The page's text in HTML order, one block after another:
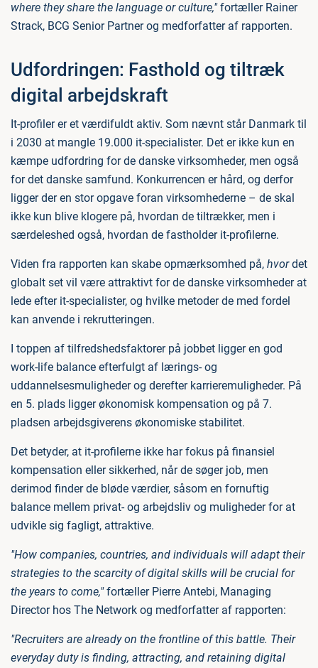
where they share the language or culture,"fortæller Rainer
Strack, BCG Senior Partner og medforfatter af rapporten.
Udfordringen: Fasthold og tiltræk
digital arbejdskraft
It-profiler er et værdifuldt aktiv. Som nævnt står Danmark til
i 2030 at mangle 19.000 it-specialister. Det er ikke kun en
kæmpe udfordring for de danske virksomheder, men også
for det danske samfund. Konkurrencen er hård, og derfor
ligger der en stor opgave foran virksomhederne – de skal
ikke kun blive klogere på, hvordan de tiltrækker, men i
særdeleshed også, hvordan de fastholder it-profilerne.
Viden fra rapporten kan skabe opmærksomhed på, hvordet
globalt set vil være attraktivt for de danske virksomheder at
lede efter it-specialister, og hvilke metoder de med fordel
kan anvende i rekrutteringen.
I toppen af tilfredshedsfaktorer på jobbet ligger en god
work-life balance efterfulgt af lærings- og
uddannelsesmuligheder og derefter karrieremuligheder. På
en 5. plads ligger økonomisk kompensation og på 7.
pladsen arbejdsgiverens økonomiske stabilitet.
Det betyder, at it-profilerne ikke har fokus på finansiel
kompensation eller sikkerhed, når de søger job, men
derimod finder de bløde værdier, såsom en fornuftig
balance mellem privat- og arbejdsliv og muligheder for at
udvikle sig fagligt, attraktive.
"How companies, countries, and individuals will adapt their
strategies to the scarcity of digital skills will be crucial for
the years to come,"fortæller Pierre Antebi, Managing
Director hos The Network og medforfatter af rapporten:
"Recruiters are already on the frontline of this battle. Their
everyday duty is finding, attracting, and retaining digital